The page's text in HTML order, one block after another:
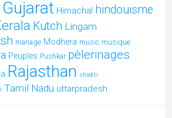
Gujarat Himachal hindouisme
Kutch Lingam
mariage Modhera music musique
Peuples Pushkar pèlerinages
Rajasthan shakti
Tamil Nadu uttarpradesh